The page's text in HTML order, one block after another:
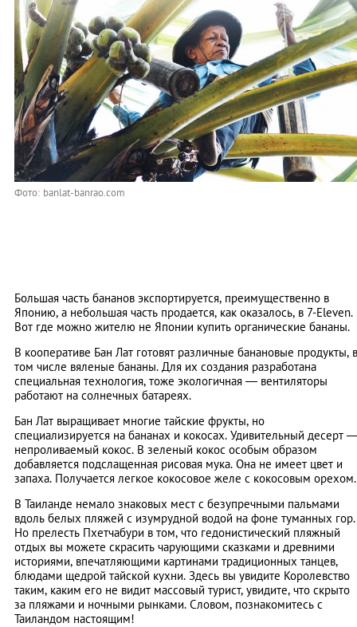
Фото: banlat-banrao.com
Большая часть бананов экспортируется, преимущественно в
Японию, а небольшая часть продается, как оказалось, в 7-Eleven.
Вот где можно жителю не Японии купить органические бананы.
В кооперативе Бан Лат готовят различные банановые продукты, в
том числе вяленые бананы. Для их создания разработана
специальная технология, тоже экологичная — вентиляторы
работают на солнечных батареях.
Бан Лат выращивает многие тайские фрукты, но
специализируется на бананах и кокосах. Удивительный десерт
непроливаемый кокос. В зеленый кокос особым образом
добавляется подслащенная рисовая мука. Она не имеет цвет и
запаха. Получается легкое кокосовое желе с кокосовым орехом.
В Таиланде немало знаковых мест с безупречными пальмами
вдоль белых пляжей с изумрудной водой на фоне туманных гор.
Но прелесть Пхетчабури в том, что гедонистический пляжный
отдых вы можете скрасить чарующими сказками и древними
историями, впечатляющими картинами традиционных танцев,
блюдами щедрой тайской кухни. Здесь вы увидите Королевство
таким, каким его не видит массовый турист, увидите, что скрыто
за пляжами и ночными рынками. Словом, познакомитесь с
Таиландом настоящим!